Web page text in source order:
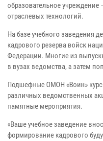
образовательное
отраслевых технологий.
На базе учебного заведения
кадрового резерва войск
Федерации. Многие из
в вузах ведомства, а затем
Подшефные ОМОН «Воин»
различных ведомственных
памятные мероприятия.
«Ваше учебное заведение
формирование кадрового